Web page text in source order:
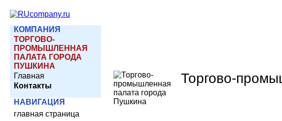
КОМПАНИЯ
ТОРГОВО-
ПРОМЫШЛЕННАЯ
ПАЛАТА ГОРОДА
ПУШКИНА
Главная
Контакты
НАВИГАЦИЯ
главная страница
Торгово-